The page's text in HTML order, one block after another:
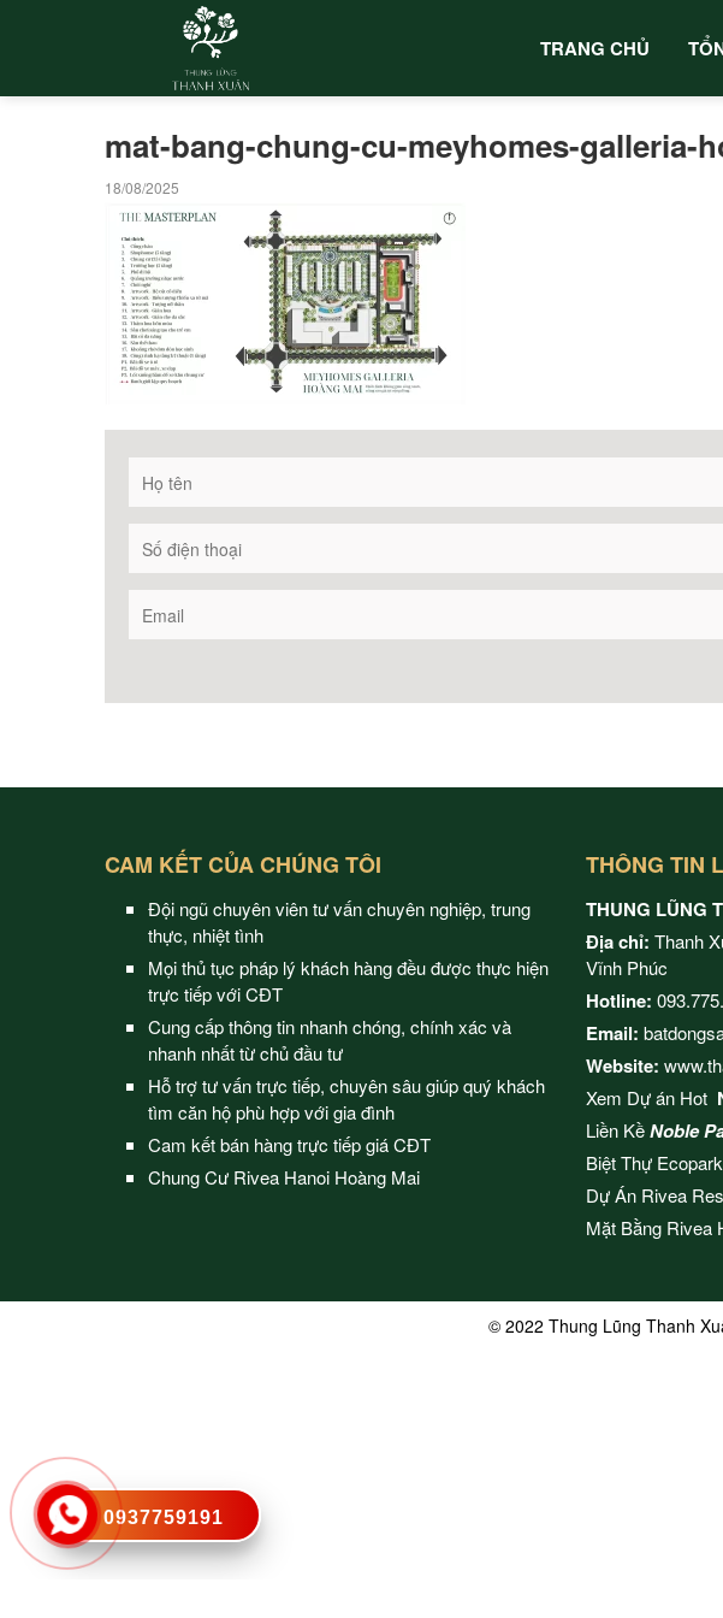
TRANG CHỦ
mat-bang-chung-cu-meyhomes-galleria-
18/08/2025
CAM KẾT CỦA CHÚNG TÔI
Đội ngũ chuyên viên tư vấn chuyên nghiệp, trung
thực, nhiệt tình
Mọi thủ tục pháp lý khách hàng đều được thực hiện
trực tiếp với CĐT
Cung cấp thông tin nhanh chóng, chính xác và
nhanh nhất từ chủ đầu tư
Hỗ trợ tư vấn trực tiếp, chuyên sâu giúp quý khách
tìm căn hộ phù hợp với gia đình
Cam kết bán hàng trực tiếp giá CĐT
Chung Cư Rivea Hanoi Hoàng Mai
THÔNG TIN
THUNG LŨNG
Địa chỉ: Thanh
Vĩnh Phúc
Hotline:
Email:
Website:
Xem Dự án Hot
Liền KềNoble
Biệt Thự
Dự Án Rivea
Mặt Bằng Rivea
© 2022 Thung Lũng Thanh
0937759191